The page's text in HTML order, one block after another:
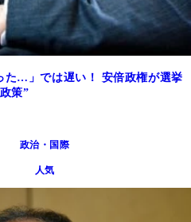
た…」では遅い！ 安倍政権が選挙
策”
政治・国際
人気